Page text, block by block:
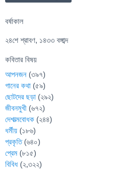
বর্ষাকাল
২৪শে শ্রাবণ, ১৪৩৩ বঙ্গাব্দ
কবিতার বিষয়
আপনজন (৩৯৭)
গানের কথা (৫৯)
ছোটদের ছড়া (২৯২)
জীবনমুখী (৬৭২)
দেশাত্মবোধক (২৪৪)
ধর্মীয় (১৮৬)
প্রকৃতি(৬৪০)
প্রেম (৮১৫)
বিবিধ (২,৩২২)